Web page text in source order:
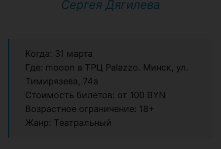
Сергея Дягилева
Когда: 31 марта
Где: mooon в ТРЦ Palazzo. Минск, ул.
Тимирязева, 74а
Стоимость билетов: от 100 BYN
Возрастное ограничение: 18+
Жанр: Театральный